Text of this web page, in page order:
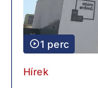
1 perc
Hírek